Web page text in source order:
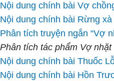
Nội dung chính bài Vợ
Nội dung chính bài Rừng xà
Phân tích truyện ngắn “Vợ
Phân tích tác phẩm Vợ nhặt
Nội dung chính bài Thuốc
Nội dung chính bài Hồn